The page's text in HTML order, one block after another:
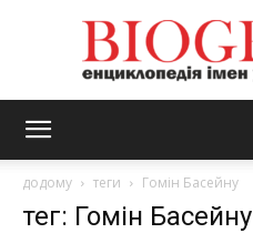
додому теги Гомін Басейну
тег: Гомін Басейну